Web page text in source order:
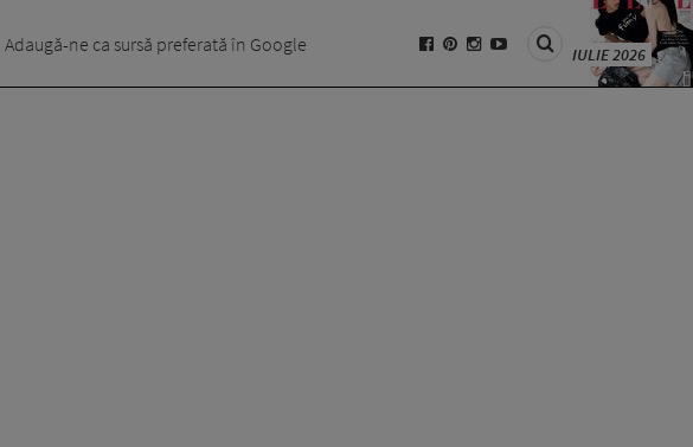
Adaugă-ne ca sursă preferată în Google IULIE 2026